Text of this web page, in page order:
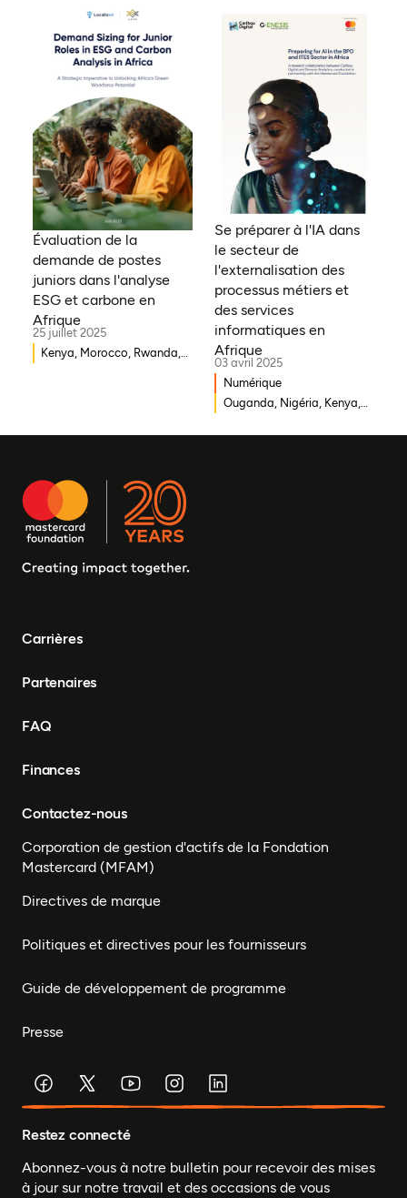
Bissau, Djibouti,
Mozambique, Égypte,
Bénin, Ghana, Sénégal,
Zambie, Ouganda, Côte
d'Ivoire, Sierra Leone,
Erythrée, Gambie, Eswatini,
République démocratique
du Congo, Tanzanie,
Nigéria, Zimbabwe, Sud
Soudan, Afrique du Sud,
Cameroun, Éthiopie, Niger,
Morocco, Malawi, Tchad,
Syrie, Mali, Togo, Somalie
Évaluation de la
demande de postes
juniors dans l'analyse
ESG et carbone en
Afrique
25 juillet 2025
Kenya, Morocco, Rwanda,
du Congo, Malawi, Gambie,
d'Ivoire, Zambie, Syrie,
Tchad, Eswatini, Zimbabwe,
Tanzanie, Sud Soudan,
Afrique du Sud, Guinée-
Bénin, Togo
Se préparer à l'IA dans
le secteur de
l'externalisation des
processus métiers et
des services
informatiques en
Afrique
03 avril 2025
Numérique
Ouganda, Nigéria, Kenya,
Carrières
Partenaires
FAQ
Finances
Contactez-nous
Corporation de gestion d'actifs de la Fondation
Mastercard (MFAM)
Directives de marque
Politiques et directives pour les fournisseurs
Guide de développement de programme
Presse
Restez connecté
Abonnez-vous à notre bulletin pour recevoir des mises
à jour sur notre travail et des occasions de vous